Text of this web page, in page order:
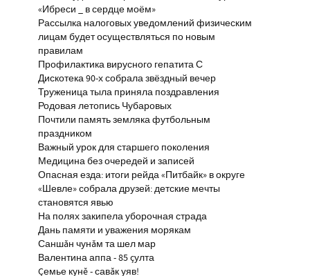
«Ибреси _ в сердце моём»
Рассылка налоговых уведомлений физическим
лицам будет осуществляться по новым
правилам
Профилактика вирусного гепатита С
Дискотека 90-х собрала звёздный вечер
Труженица тыла приняла поздравления
Родовая летопись Чубаровых
Почтили память земляка футбольным
праздником
Важный урок для старшего поколения
Медицина без очередей и записей
Опасная езда: итоги рейда «Питбайк» в округе
«Шевле» собрала друзей: детские мечты
становятся явью
На полях закипела уборочная страда
Дань памяти и уважения морякам
Саншăн чунăм та шел мар
Валентина аппа - 85 çулта
Çемье кунĕ - савăк уяв!